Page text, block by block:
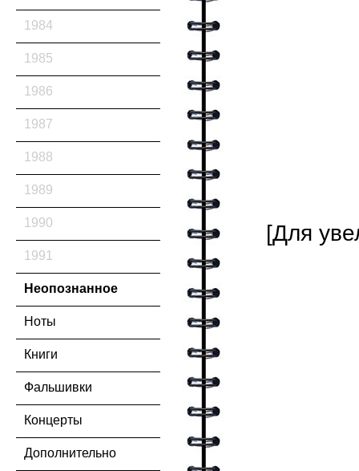
1984
1985
1986
1987
1988
1989
1990
1991
Неопознанное
Ноты
Книги
Фальшивки
Концерты
Дополнительно
[Для